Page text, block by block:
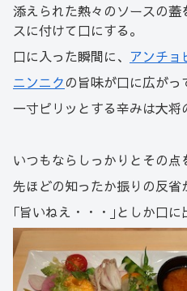
添えられた熱々のソースの
スに付けて口にする。
口に入った瞬間に、 アンチョ
ニンニクの旨味が口に広がっ
一寸ピリッとする辛みは大将
いつもならしっかりとその点
先ほどの知ったか振りの反省
｢旨いねえ・・・｣としか口に